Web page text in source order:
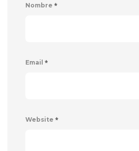
Nombre *
Email *
Website *